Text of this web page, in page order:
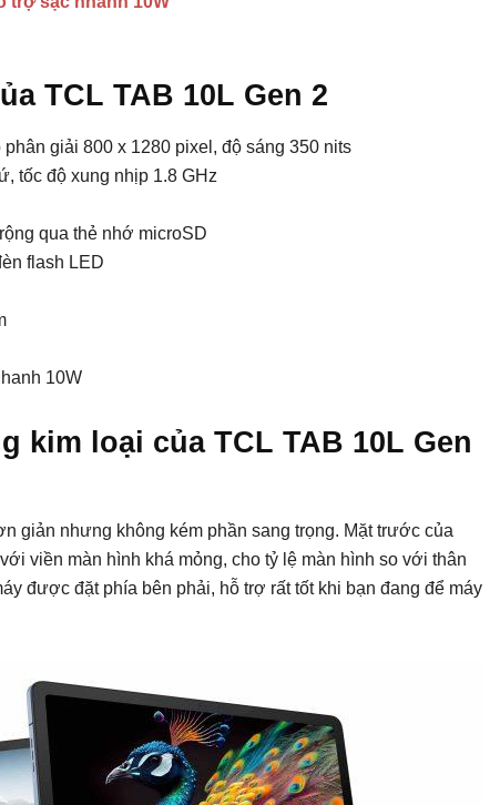
TCL TAB 10L Gen 2
phân giải 800 x 1280 pixel, độ sáng 350 nits
tốc độ xung nhịp 1.8 GHz
qua thẻ nhớ microSD
flash LED
10W
kim loại của TCL TAB 10L Gen
giản nhưng không kém phần sang trọng. Mặt trước của
viền màn hình khá mỏng, cho tỷ lệ màn hình so với thân
được đặt phía bên phải, hỗ trợ rất tốt khi bạn đang để máy